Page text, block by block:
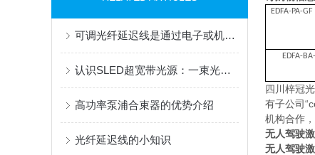
可调光纤延迟线是通过电子或机械控制调整光信号在光纤中传输延迟时间的装置
认识SLED超宽带光源：一束光里的丰富光谱
高功率泵浦合束器的优势介绍
光纤延迟线的小知识
EDFA-PA-GF
EDFA-
四川梓冠
有子公司
机构合作
无人驾驶
无人驾驶